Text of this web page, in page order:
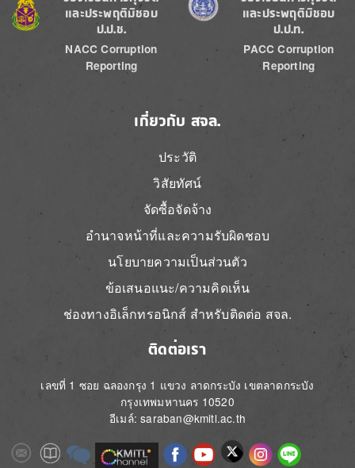
และประพฤติมิชอบ
ป.ป.ช.
NACC Corruption
Reporting
และประพฤติมิชอบ
ป.ป.ท.
PACC Corruption
Reporting
เกี่ยวกับ สจล.
ประวัติ
วิสัยทัศน์
จัดซื้อจัดจ้าง
อำนาจหน้าที่และความรับผิดชอบ
นโยบายความเป็นส่วนตัว
ข้อเสนอแนะ/ความคิดเห็น
ช่องทางอิเล็กทรอนิกส์ สำหรับติดต่อ สจล.
ติดต่อเรา
เลขที่ 1 ซอย ฉลองกรุง 1 แขวง ลาดกระบัง เขตลาดกระบัง
กรุงเทพมหานคร 10520
อีเมล์: saraban@kmitl.ac.th
ImageImageImage Image ImageImageImageImageImage